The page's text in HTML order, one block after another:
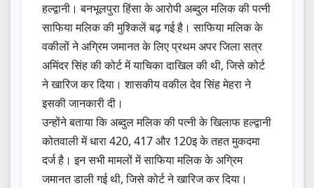
हल्द्वानी। बनभूलपुरा हिंसा के आरोपी अब्दुल मलिक की पत्नी
साफिया मलिक की मुश्किलें बढ़ गई है। साफिया मलिक के
वकीलों ने अग्रिम जमानत के लिए प्रथम अपर जिला सत्र
अमिंदर सिंह की कोर्ट में याचिका दाखिल की थी, जिसे कोर्ट
ने खारिज कर दिया। शासकीय वकील देव सिंह मेहरा ने
इसकी जानकारी दी।
उन्होंने बताया कि अब्दुल मलिक की पत्नी के खिलाफ हल्द्वानी
कोतवाली में धारा 420, 417 और 120इ के तहत मुकदमा
दर्ज है। इन सभी मामलों में साफिया मलिक के अग्रिम
जमानत डाली गई थी, जिसे कोर्ट ने खारिज कर दिया।